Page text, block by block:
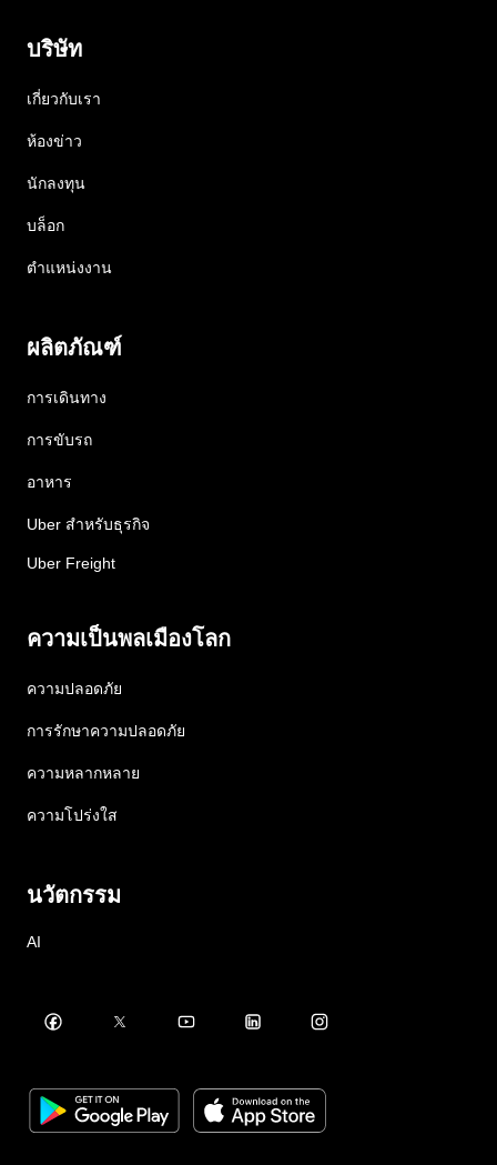
บริษัท
เกี่ยวกับเรา
ห้องข่าว
นักลงทุน
บล็อก
ตำแหน่งงาน
ผลิตภัณฑ์
การเดินทาง
การขับรถ
อาหาร
Uber สำหรับธุรกิจ
Uber Freight
ความเป็นพลเมืองโลก
ความปลอดภัย
การรักษาความปลอดภัย
ความหลากหลาย
ความโปร่งใส
นวัตกรรม
AI